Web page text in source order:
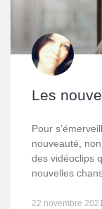
Les
Pour
nouveauté,
des vidéoclips
nouvelles
22 novembre